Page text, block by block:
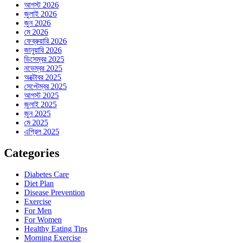
আগস্ট 2026
জুলাই 2026
জুন 2026
মে 2026
ফেব্রুয়ারি 2026
জানুয়ারি 2026
ডিসেম্বর 2025
নভেম্বর 2025
অক্টোবর 2025
সেপ্টেম্বর 2025
আগস্ট 2025
জুলাই 2025
জুন 2025
মে 2025
এপ্রিল 2025
Categories
Diabetes Care
Diet Plan
Disease Prevention
Exercise
For Men
For Women
Healthy Eating Tips
Morning Exercise